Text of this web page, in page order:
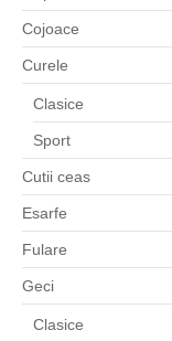
Cojoace
Curele
Clasice
Sport
Cutii ceas
Esarfe
Fulare
Geci
Clasice